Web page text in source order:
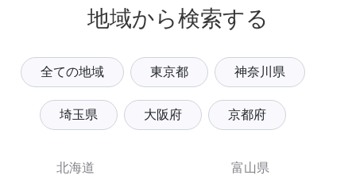
地域から検索する
全ての地域 東京都 神奈川県
埼玉県 大阪府 京都府
北海道
富山県